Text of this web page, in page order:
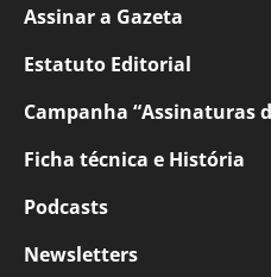
Assinar a Gazeta
Estatuto Editorial
Campanha “Assinaturas
Ficha técnica e História
Podcasts
Newsletters